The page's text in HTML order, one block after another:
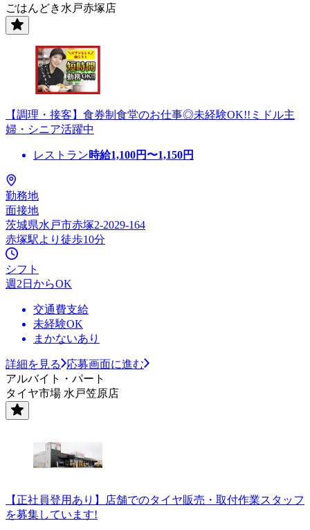
ごはんどき水戸赤塚店
【調理・接客】食券制食堂のお仕事◎未経験OK!!ミドル主
婦・シニア活躍中
レストラン時給1,100円〜1,150円
勤務地
面接地
茨城県水戸市赤塚2-2029-164
赤塚駅より徒歩10分
シフト
週2日からOK
交通費支給
未経験OK
まかないあり
詳細を見る
応募画面に進む
アルバイト・パート
タイヤ市場 水戸笠原店
【正社員登用あり】店舗でのタイヤ販売・取付作業スタッフ
を募集しています!